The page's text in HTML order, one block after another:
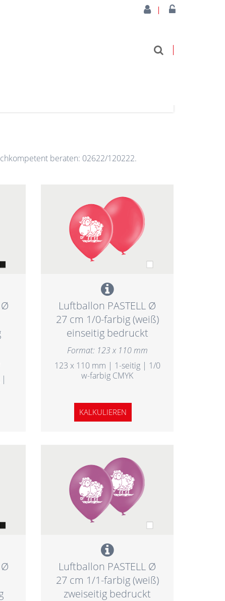
beraten: 02622/120222.
Ø
|
Luftballon PASTELL Ø
27 cm 1/0-farbig (weiß)
einseitig bedruckt
Format: 123 x 110 mm
123 x 110 mm | 1-seitig | 1/0
w-farbig CMYK
KALKULIEREN
Ø
Luftballon PASTELL Ø
27 cm 1/1-farbig (weiß)
zweiseitig bedruckt